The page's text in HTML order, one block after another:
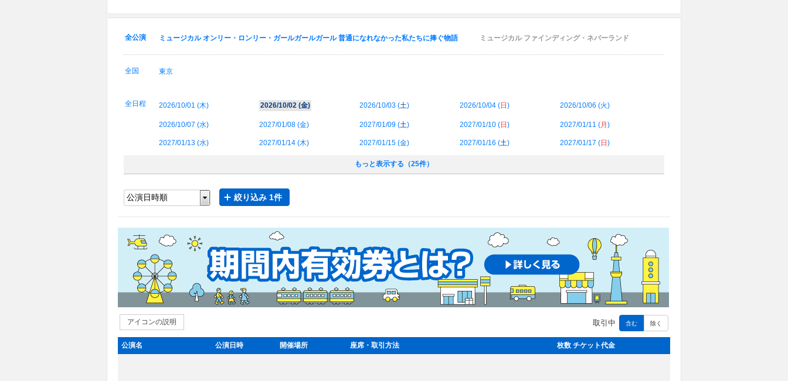
全公演 ミュージカル オンリー・ロンリー・ガールガールガール 普通になれなかった私たちに捧ぐ物語 ミュージカル ファインディング・ネバーランド
全国 東京
全日程 2026/10/01 (木) 2026/10/02 (金) 2026/10/03 (土) 2026/10/04 (日 ) 2026/10/06 (火)
2026/10/07 (水) 2027/01/08 (金) 2027/01/09 (土) 2027/01/10 (日 ) 2027/01/11 (月 )
2027/01/13 (水) 2027/01/14 (木) 2027/01/15 (金) 2027/01/16 (土) 2027/01/17 (日 )
もっと表示する（25件）
絞り込み 1件
アイコンの説明 取引中 含む 除く
公演名 公演日時 開催場所 座席・取引方法 枚数 チケット代金